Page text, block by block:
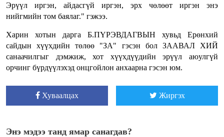
Эрүүл иргэн, айдасгүй иргэн, эрх чөлөөт иргэн энэ
нийгмийн том баялаг." гэжээ.
Харин хотын дарга Б.ПҮРЭВДАГВЫН хувьд Ерөнхий
сайдын хүүхдийн төлөө "ЗА" гэсэн бол ЗААВАЛ ХИЙ
санаачилгыг дэмжиж, хот хүүхдүүдийн эрүүл аюулгүй
орчинг бүрдүүлэхэд онцгойлон анхаарна гэсэн юм.
Хуваалцах Жиргэх
Энэ мэдээ танд ямар санагдав?